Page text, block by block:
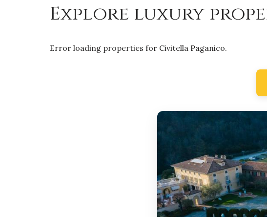
Explore luxury
Error loading properties for Civitella Paganico.